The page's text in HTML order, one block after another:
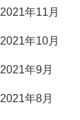
2021年11月
2021年10月
2021年9月
2021年8月